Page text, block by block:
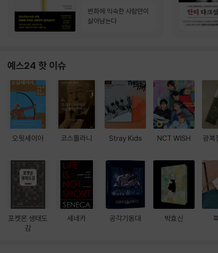
변화에 익숙한 사람만이
살아남는다
예스24 핫 이슈
오뒷세이아
포켓몬 생태도
감
코스톨라니
세네카
Stray Kids
공각기동대
NCT WISH
박효신
광복